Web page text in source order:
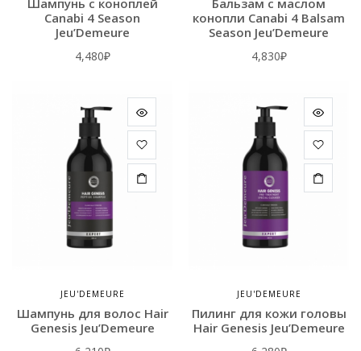
Шампунь с коноплей
Canabi 4 Season
Jeu’Demeure
4,480₽
Бальзам c маслом
конопли Сanabi 4 Balsam
Season Jeu’Demeure
4,830₽
JEU'DEMEURE
Шампунь для волос Hair
Genesis Jeu’Demeure
JEU'DEMEURE
Пилинг для кожи головы
Hair Genesis Jeu’Demeure